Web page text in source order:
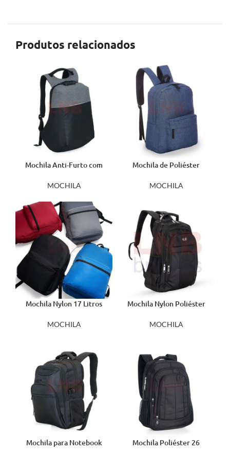
Produtos relacionados
Mochila Anti-Furto com
MOCHILA
Mochila de Poliéster
MOCHILA
Mochila Nylon 17 Litros
MOCHILA
Mochila Nylon Poliéster
MOCHILA
Mochila para Notebook
Mochila Poliéster 26